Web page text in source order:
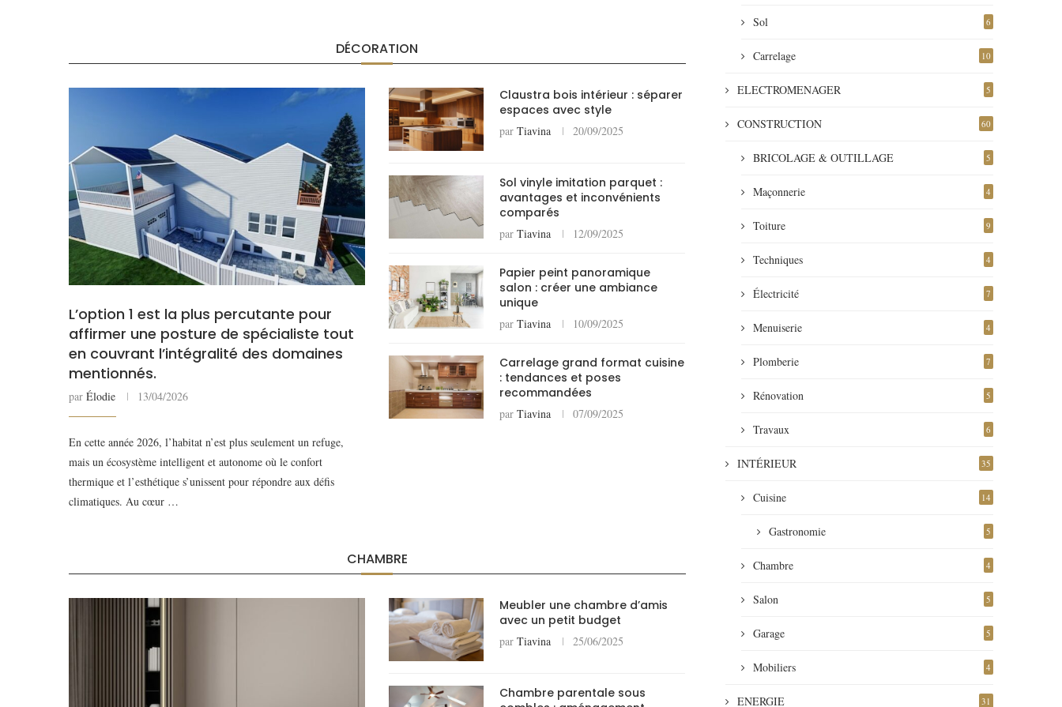
DÉCORATION
L’option 1 est la plus percutante pour
affirmer une posture de spécialiste tout
en couvrant l’intégralité des domaines
mentionnés.
par Élodie 13/04/2026
En cette année 2026, l’habitat n’est plus seulement un refuge,
mais un écosystème intelligent et autonome où le confort
thermique et l’esthétique s’unissent pour répondre aux défis
climatiques. Au cœur …
Claustra bois intérieur : séparer
espaces avec style
par Tiavina 20/09/2025
Sol vinyle imitation parquet :
avantages et inconvénients
comparés
par Tiavina 12/09/2025
Papier peint panoramique
salon : créer une ambiance
unique
par Tiavina 10/09/2025
Carrelage grand format cuisine
: tendances et poses
recommandées
par Tiavina 07/09/2025
CHAMBRE
Meubler une chambre d’amis
avec un petit budget
par Tiavina 25/06/2025
Chambre parentale sous
Sol 6
Carrelage 10
ELECTROMENAGER 5
CONSTRUCTION 60
BRICOLAGE & OUTILLAGE 5
Maçonnerie 4
Toiture 9
Techniques 4
Électricité 7
Menuiserie 4
Plomberie 7
Rénovation 5
Travaux 6
INTÉRIEUR 35
Cuisine 14
Gastronomie 5
Chambre 4
Salon 5
Garage 5
Mobiliers 4
ENERGIE 31